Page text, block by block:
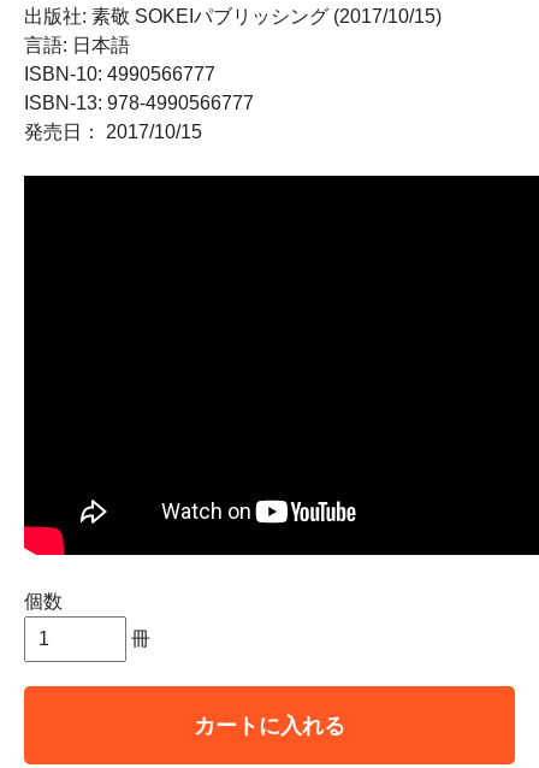
出版社: 素敬 SOKEIパブリッシング (2017/10/15)
言語: 日本語
ISBN-10: 4990566777
ISBN-13: 978-4990566777
発売日： 2017/10/15
個数
冊
カートに入れる